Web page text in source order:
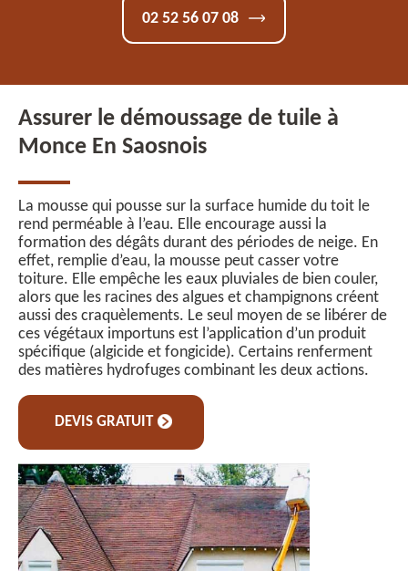
02 52 56 07 08
Assurer le démoussage de tuile à
Monce En Saosnois
La mousse qui pousse sur la surface humide du toit le
rend perméable à l’eau. Elle encourage aussi la
formation des dégâts durant des périodes de neige. En
effet, remplie d’eau, la mousse peut casser votre
toiture. Elle empêche les eaux pluviales de bien couler,
alors que les racines des algues et champignons créent
aussi des craquèlements. Le seul moyen de se libérer de
ces végétaux importuns est l’application d’un produit
spécifique (algicide et fongicide). Certains renferment
des matières hydrofuges combinant les deux actions.
DEVIS GRATUIT